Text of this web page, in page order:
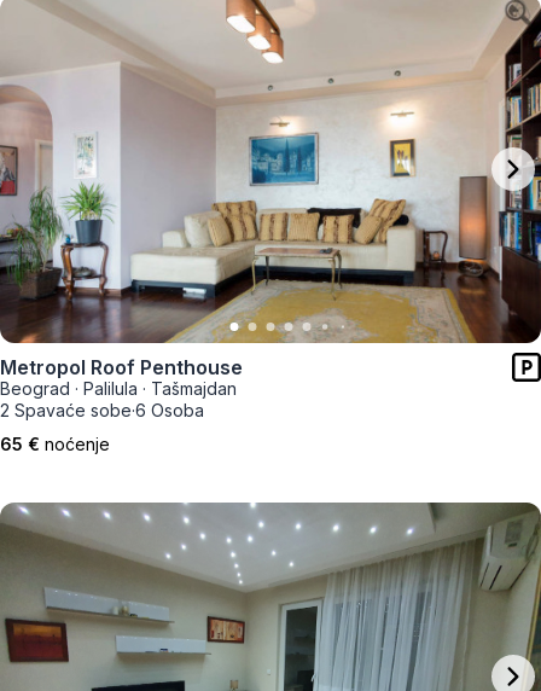
Metropol Roof Penthouse
Beograd · Palilula · Tašmajdan
2 Spavaće sobe·6 Osoba
65 € noćenje